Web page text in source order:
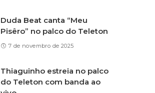
Duda Beat canta “Meu
Pisêro” no palco do Teleton
7 de novembro de 2025
Thiaguinho estreia no palco
do Teleton com banda ao